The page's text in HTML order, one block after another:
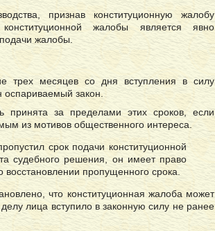
признав конституционную жалобу
жалобы является явно
жалобы.
трех месяцев со дня вступления в силу
оспариваемый закон.
принята за пределами этих сроков, если
из мотивов общественного интереса.
срок подачи конституционной
судебного решения, он имеет право
восстановлении пропущенного срока.
что конституционная жалоба может
лица вступило в законную силу не ранее